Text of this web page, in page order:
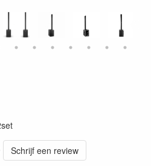
Schrijf een review